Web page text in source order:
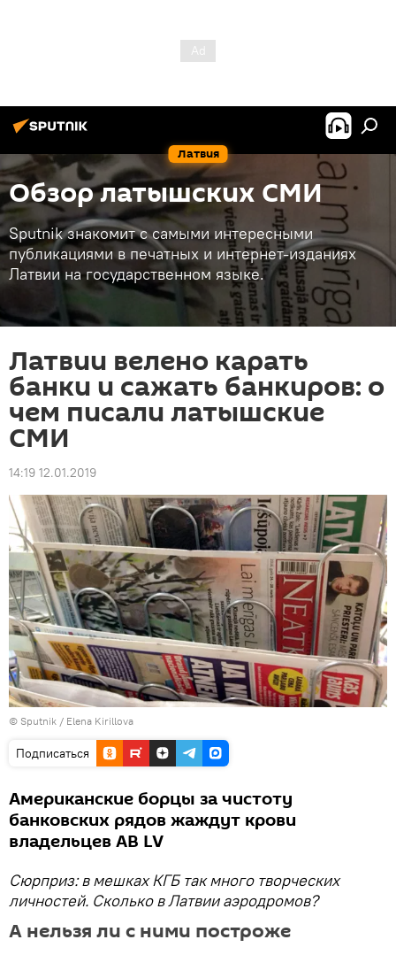
Латвия
Обзор латышских СМИ
Sputnik знакомит с самыми интересными
публикациями в печатных и интернет-изданиях
Латвии на государственном языке.
Латвии велено карать
банки и сажать банкиров: о
чем писали латышские
СМИ
14:19 12.01.2019
© Sputnik / Elena Kirillova
Подписаться
Американские борцы за чистоту
банковских рядов жаждут крови
владельцев AB LV
Сюрприз: в мешках КГБ так много творческих
личностей. Сколько в Латвии аэродромов?
А нельзя ли с ними построже